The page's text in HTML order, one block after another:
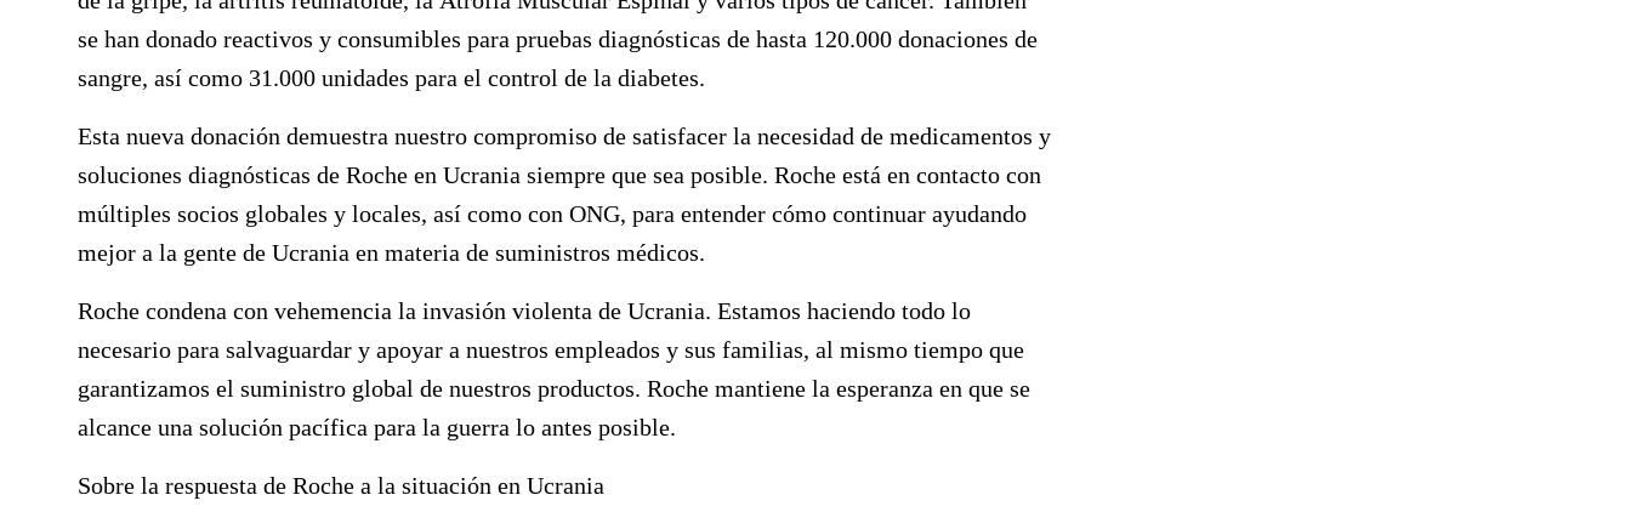
se han donado reactivos y consumibles para pruebas diagnósticas de hasta 120.000 donaciones de
sangre, así como 31.000 unidades para el control de la diabetes.
Esta nueva donación demuestra nuestro compromiso de satisfacer la necesidad de medicamentos y
soluciones diagnósticas de Roche en Ucrania siempre que sea posible. Roche está en contacto con
múltiples socios globales y locales, así como con ONG, para entender cómo continuar ayudando
mejor a la gente de Ucrania en materia de suministros médicos.
Roche condena con vehemencia la invasión violenta de Ucrania. Estamos haciendo todo lo
necesario para salvaguardar y apoyar a nuestros empleados y sus familias, al mismo tiempo que
garantizamos el suministro global de nuestros productos. Roche mantiene la esperanza en que se
alcance una solución pacífica para la guerra lo antes posible.
Sobre la respuesta de Roche a la situación en Ucrania